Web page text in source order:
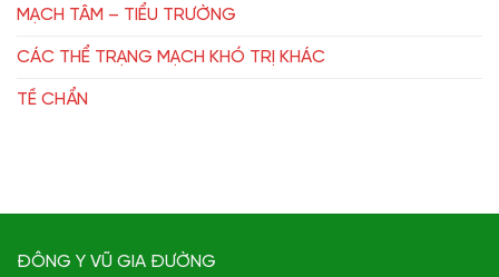
MẠCH TÂM – TIỂU TRƯỜNG
CÁC THỂ TRẠNG MẠCH KHÓ TRỊ KHÁC
TỀ CHẨN
ĐÔNG Y VŨ GIA ĐƯỜNG